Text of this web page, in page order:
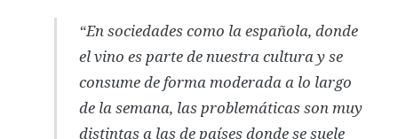
“En sociedades como la española, donde
el vino es parte de nuestra cultura y se
consume de forma moderada a lo largo
de la semana, las problemáticas son muy
distintas a las de países donde se suele